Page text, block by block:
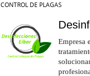
CONTROL DE PLAGAS
Empresa